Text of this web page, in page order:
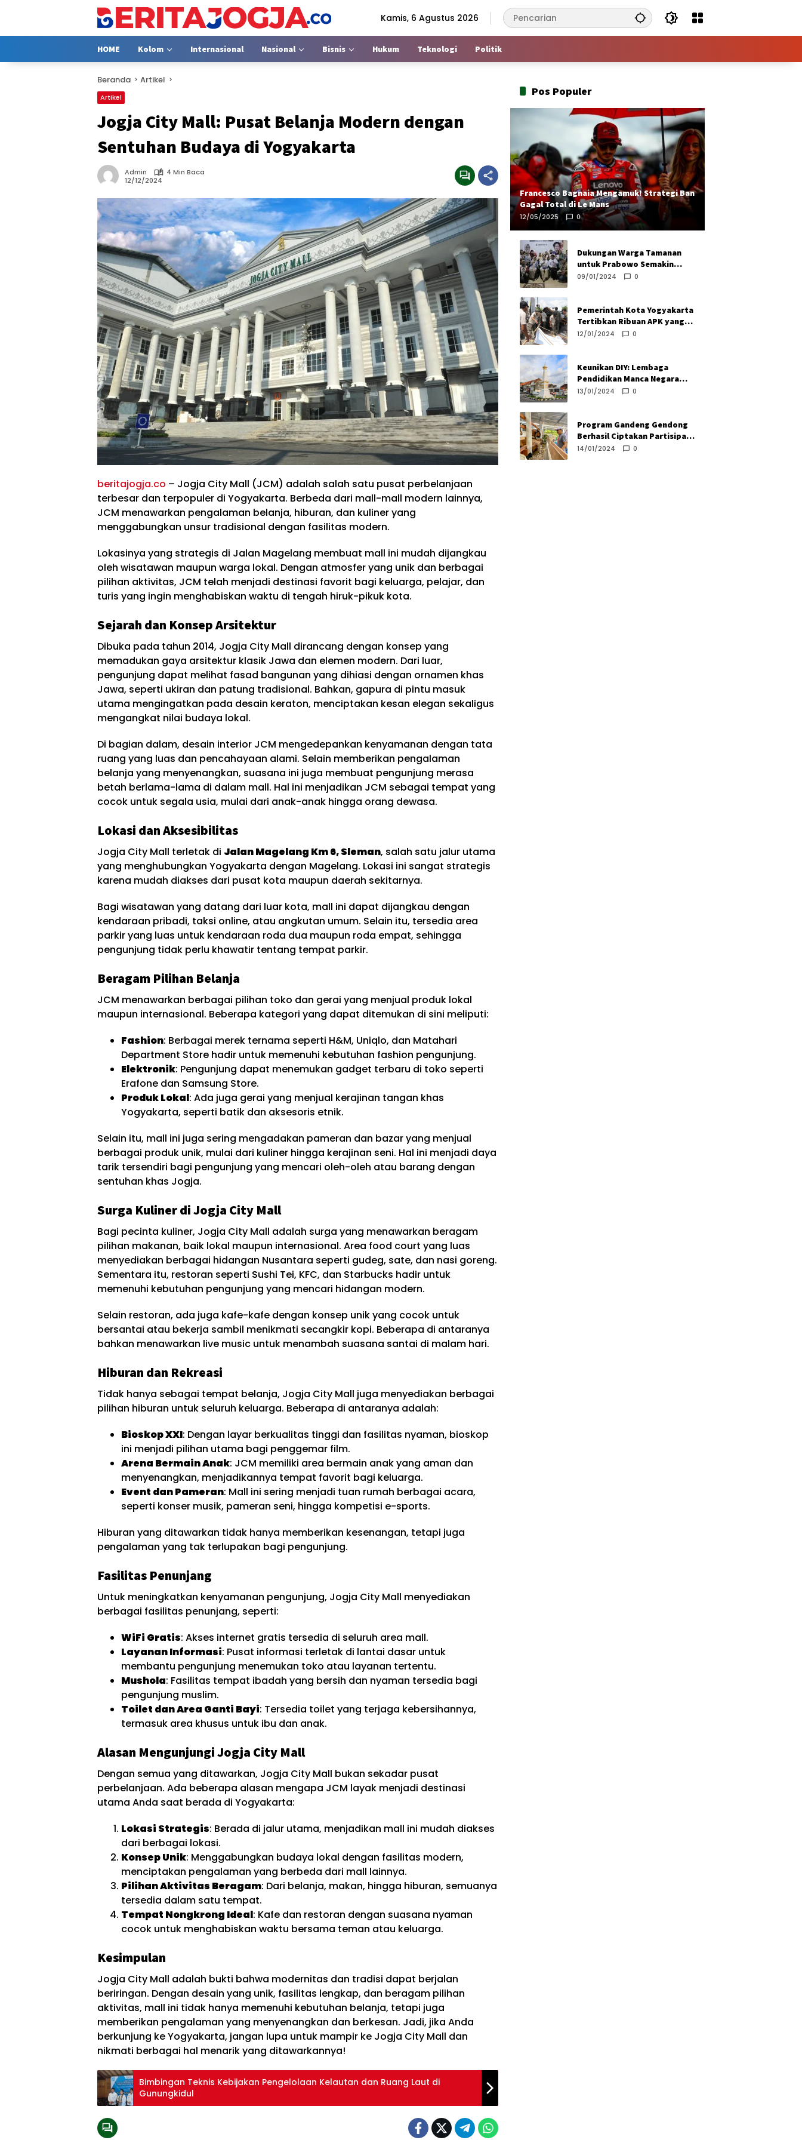
Kamis, 6 Agustus 2026
HOME Kolom Internasional Nasional Bisnis Hukum Teknologi Politik
Beranda Artikel
Artikel
Jogja City Mall: Pusat Belanja Modern dengan
Sentuhan Budaya di Yogyakarta
Admin
4 Min Baca
12/12/2024
beritajogja.co – Jogja City Mall (JCM) adalah salah satu pusat perbelanjaan
terbesar dan terpopuler di Yogyakarta. Berbeda dari mall-mall modern lainnya,
JCM menawarkan pengalaman belanja, hiburan, dan kuliner yang
menggabungkan unsur tradisional dengan fasilitas modern.
Lokasinya yang strategis di Jalan Magelang membuat mall ini mudah dijangkau
oleh wisatawan maupun warga lokal. Dengan atmosfer yang unik dan berbagai
pilihan aktivitas, JCM telah menjadi destinasi favorit bagi keluarga, pelajar, dan
turis yang ingin menghabiskan waktu di tengah hiruk-pikuk kota.
Sejarah dan Konsep Arsitektur
Dibuka pada tahun 2014, Jogja City Mall dirancang dengan konsep yang
memadukan gaya arsitektur klasik Jawa dan elemen modern. Dari luar,
pengunjung dapat melihat fasad bangunan yang dihiasi dengan ornamen khas
Jawa, seperti ukiran dan patung tradisional. Bahkan, gapura di pintu masuk
utama mengingatkan pada desain keraton, menciptakan kesan elegan sekaligus
mengangkat nilai budaya lokal.
Di bagian dalam, desain interior JCM mengedepankan kenyamanan dengan tata
ruang yang luas dan pencahayaan alami. Selain memberikan pengalaman
belanja yang menyenangkan, suasana ini juga membuat pengunjung merasa
betah berlama-lama di dalam mall. Hal ini menjadikan JCM sebagai tempat yang
cocok untuk segala usia, mulai dari anak-anak hingga orang dewasa.
Lokasi dan Aksesibilitas
Jogja City Mall terletak di Jalan Magelang Km 6, Sleman, salah satu jalur utama
yang menghubungkan Yogyakarta dengan Magelang. Lokasi ini sangat strategis
karena mudah diakses dari pusat kota maupun daerah sekitarnya.
Bagi wisatawan yang datang dari luar kota, mall ini dapat dijangkau dengan
kendaraan pribadi, taksi online, atau angkutan umum. Selain itu, tersedia area
parkir yang luas untuk kendaraan roda dua maupun roda empat, sehingga
pengunjung tidak perlu khawatir tentang tempat parkir.
Beragam Pilihan Belanja
JCM menawarkan berbagai pilihan toko dan gerai yang menjual produk lokal
maupun internasional. Beberapa kategori yang dapat ditemukan di sini meliputi:
Fashion: Berbagai merek ternama seperti H&M, Uniqlo, dan Matahari
Department Store hadir untuk memenuhi kebutuhan fashion pengunjung.
Elektronik: Pengunjung dapat menemukan gadget terbaru di toko seperti
Erafone dan Samsung Store.
Produk Lokal: Ada juga gerai yang menjual kerajinan tangan khas
Yogyakarta, seperti batik dan aksesoris etnik.
Selain itu, mall ini juga sering mengadakan pameran dan bazar yang menjual
berbagai produk unik, mulai dari kuliner hingga kerajinan seni. Hal ini menjadi daya
tarik tersendiri bagi pengunjung yang mencari oleh-oleh atau barang dengan
sentuhan khas Jogja.
Surga Kuliner di Jogja City Mall
Bagi pecinta kuliner, Jogja City Mall adalah surga yang menawarkan beragam
pilihan makanan, baik lokal maupun internasional. Area food court yang luas
menyediakan berbagai hidangan Nusantara seperti gudeg, sate, dan nasi goreng.
Sementara itu, restoran seperti Sushi Tei, KFC, dan Starbucks hadir untuk
memenuhi kebutuhan pengunjung yang mencari hidangan modern.
Selain restoran, ada juga kafe-kafe dengan konsep unik yang cocok untuk
bersantai atau bekerja sambil menikmati secangkir kopi. Beberapa di antaranya
bahkan menawarkan live music untuk menambah suasana santai di malam hari.
Hiburan dan Rekreasi
Tidak hanya sebagai tempat belanja, Jogja City Mall juga menyediakan berbagai
pilihan hiburan untuk seluruh keluarga. Beberapa di antaranya adalah:
Bioskop XXI: Dengan layar berkualitas tinggi dan fasilitas nyaman, bioskop
ini menjadi pilihan utama bagi penggemar film.
Arena Bermain Anak: JCM memiliki area bermain anak yang aman dan
menyenangkan, menjadikannya tempat favorit bagi keluarga.
Event dan Pameran: Mall ini sering menjadi tuan rumah berbagai acara,
seperti konser musik, pameran seni, hingga kompetisi e-sports.
Hiburan yang ditawarkan tidak hanya memberikan kesenangan, tetapi juga
pengalaman yang tak terlupakan bagi pengunjung.
Fasilitas Penunjang
Untuk meningkatkan kenyamanan pengunjung, Jogja City Mall menyediakan
berbagai fasilitas penunjang, seperti:
WiFi Gratis: Akses internet gratis tersedia di seluruh area mall.
Layanan Informasi: Pusat informasi terletak di lantai dasar untuk
membantu pengunjung menemukan toko atau layanan tertentu.
Mushola: Fasilitas tempat ibadah yang bersih dan nyaman tersedia bagi
pengunjung muslim.
Toilet dan Area Ganti Bayi: Tersedia toilet yang terjaga kebersihannya,
termasuk area khusus untuk ibu dan anak.
Alasan Mengunjungi Jogja City Mall
Dengan semua yang ditawarkan, Jogja City Mall bukan sekadar pusat
perbelanjaan. Ada beberapa alasan mengapa JCM layak menjadi destinasi
utama Anda saat berada di Yogyakarta:
Lokasi Strategis: Berada di jalur utama, menjadikan mall ini mudah diakses
dari berbagai lokasi.
Konsep Unik: Menggabungkan budaya lokal dengan fasilitas modern,
menciptakan pengalaman yang berbeda dari mall lainnya.
Pilihan Aktivitas Beragam: Dari belanja, makan, hingga hiburan, semuanya
tersedia dalam satu tempat.
Tempat Nongkrong Ideal: Kafe dan restoran dengan suasana nyaman
cocok untuk menghabiskan waktu bersama teman atau keluarga.
Kesimpulan
Jogja City Mall adalah bukti bahwa modernitas dan tradisi dapat berjalan
beriringan. Dengan desain yang unik, fasilitas lengkap, dan beragam pilihan
aktivitas, mall ini tidak hanya memenuhi kebutuhan belanja, tetapi juga
memberikan pengalaman yang menyenangkan dan berkesan. Jadi, jika Anda
berkunjung ke Yogyakarta, jangan lupa untuk mampir ke Jogja City Mall dan
nikmati berbagai hal menarik yang ditawarkannya!
Bimbingan Teknis Kebijakan Pengelolaan Kelautan dan Ruang Laut di
Gunungkidul
Pos Populer
Francesco Bagnaia Mengamuk! Strategi Ban
Gagal Total di Le Mans
12/05/2025 0
Dukungan Warga Tamanan
untuk Prabowo Semakin
Kuat, Titiek Soeharto Yakin
09/01/2024 0
Pemerintah Kota Yogyakarta
Tertibkan Ribuan APK yang
Melanggar
12/01/2024 0
Keunikan DIY: Lembaga
Pendidikan Manca Negara
Teliti Sistem Keistimewaan
13/01/2024 0
Program Gandeng Gendong
Berhasil Ciptakan Partisipasi
Aktif Perusahaan Turunkan
14/01/2024 0